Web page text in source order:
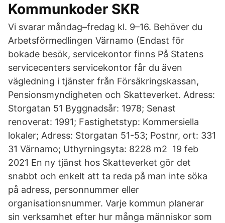
Kommunkoder SKR
Vi svarar måndag–fredag kl. 9–16. Behöver du
Arbetsförmedlingen Värnamo (Endast för
bokade besök, servicekontor finns På Statens
servicecenters servicekontor får du även
vägledning i tjänster från Försäkringskassan,
Pensionsmyndigheten och Skatteverket. Adress:
Storgatan 51 Byggnadsår: 1978; Senast
renoverat: 1991; Fastighetstyp: Kommersiella
lokaler; Adress: Storgatan 51-53; Postnr, ort: 331
31 Värnamo; Uthyrningsyta: 8228 m2 19 feb
2021 En ny tjänst hos Skatteverket gör det
snabbt och enkelt att ta reda på man inte söka
på adress, personnummer eller
organisationsnummer. Varje kommun planerar
sin verksamhet efter hur många människor som